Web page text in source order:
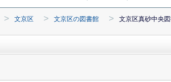
> 文京区 > 文京区の図書館 > 文京区真砂中央